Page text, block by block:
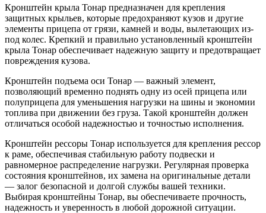
Кронштейн крыла Тонар предназначен для крепления
защитных крыльев, которые предохраняют кузов и другие
элементы прицепа от грязи, камней и воды, вылетающих из-
под колес. Крепкий и правильно установленный кронштейн
крыла Тонар обеспечивает надежную защиту и предотвращает
повреждения кузова.
Кронштейн подъема оси Тонар — важный элемент,
позволяющий временно поднять одну из осей прицепа или
полуприцепа для уменьшения нагрузки на шины и экономии
топлива при движении без груза. Такой кронштейн должен
отличаться особой надежностью и точностью исполнения.
Кронштейн рессоры Тонар используется для крепления рессор
к раме, обеспечивая стабильную работу подвески и
равномерное распределение нагрузки. Регулярная проверка
состояния кронштейнов, их замена на оригинальные детали
— залог безопасной и долгой службы вашей техники.
Выбирая кронштейны Тонар, вы обеспечиваете прочность,
надежность и уверенность в любой дорожной ситуации.